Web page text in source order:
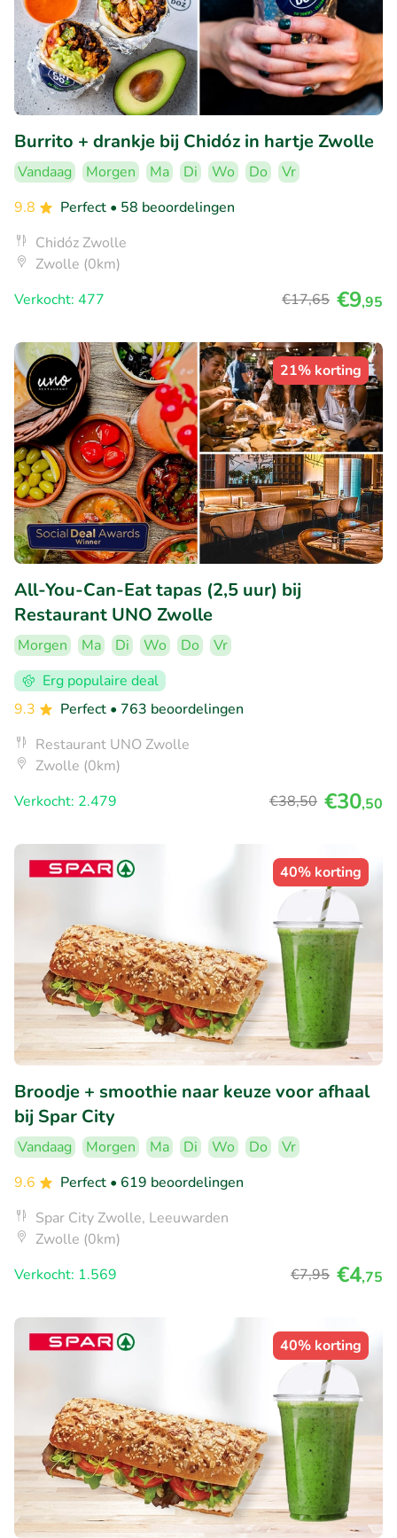
Burrito + drankje bij Chidóz in hartje Zwolle
Vandaag Morgen Ma Di Wo Do
Vr
9.8
Perfect • 58 beoordelingen
Chidóz Zwolle
Zwolle (0km)
Verkocht: 477
€17,65 €9,95
21% korting
All-You-Can-Eat tapas (2,5 uur) bij
Restaurant UNO Zwolle
Morgen Ma Di Wo Do
Vr
Erg populaire deal
9.3
Perfect • 763 beoordelingen
Restaurant UNO Zwolle
Zwolle (0km)
Verkocht: 2.479
€38,50 €30,50
40% korting
Broodje + smoothie naar keuze voor afhaal
bij Spar City
Vandaag Morgen Ma Di Wo Do
Vr
9.6
Perfect • 619 beoordelingen
Spar City Zwolle, Leeuwarden
Zwolle (0km)
Verkocht: 1.569
€7,95 €4,75
40% korting